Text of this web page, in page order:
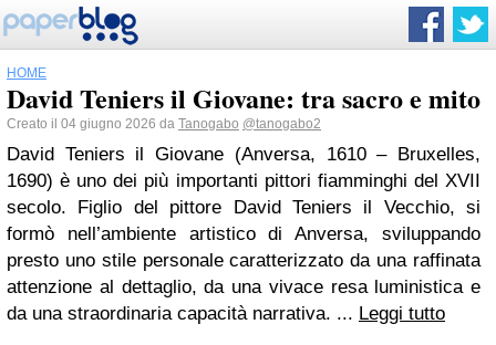
HOME
David Teniers il Giovane: tra sacro e mito
Creato il 04 giugno 2026 da Tanogabo @tanogabo2
David Teniers il Giovane (Anversa, 1610 – Bruxelles,
1690) è uno dei più importanti pittori fiamminghi del XVII
secolo. Figlio del pittore David Teniers il Vecchio, si
formò nell’ambiente artistico di Anversa, sviluppando
presto uno stile personale caratterizzato da una raffinata
attenzione al dettaglio, da una vivace resa luministica e
da una straordinaria capacità narrativa. ... Leggi tutto